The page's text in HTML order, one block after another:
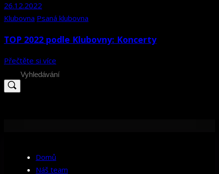
26.12.2022
Klubovna Psaná klubovna
TOP 2022 podle Klubovny: Koncerty
Přečtěte si více
Search
for:
Domů
Náš team